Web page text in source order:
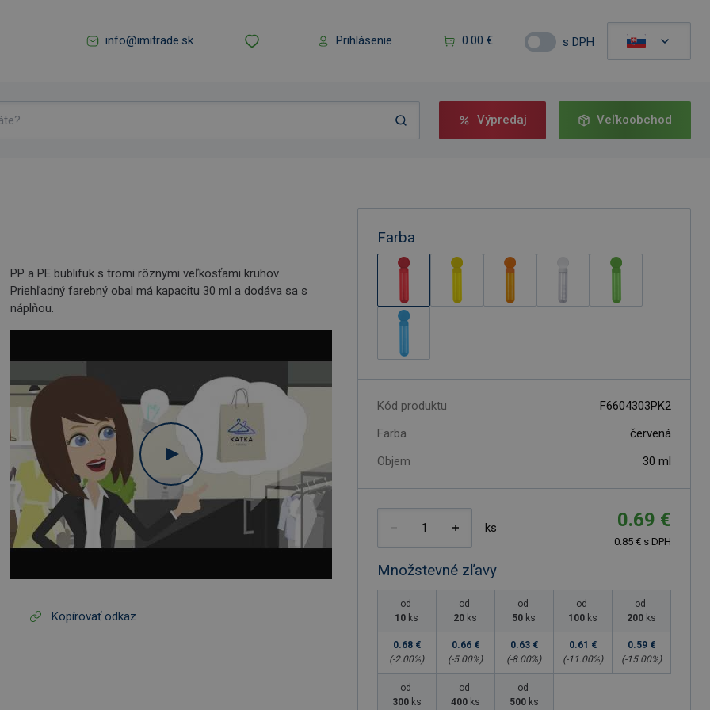
info@imitrade.sk Prihlásenie 0.00 € s DPH
Výpredaj Veľkoobchod
PP a PE bublifuk s tromi rôznymi veľkosťami kruhov.
Priehľadný farebný obal má kapacitu 30 ml a dodáva sa s
náplňou.
Kopírovať odkaz
Farba
Kód produktu
F6604303PK2
Farba
červená
Objem
30 ml
ks 0.69 €
0.85 € s DPH
Množstevné zľavy
od
10 ks
0.68 €
(-2.00%)
od
20 ks
0.66 €
(-5.00%)
od
50 ks
0.63 €
(-8.00%)
od
100 ks
0.61 €
(-11.00%)
od
200 ks
0.59 €
(-15.00%)
od
300 ks
od
400 ks
od
500 ks